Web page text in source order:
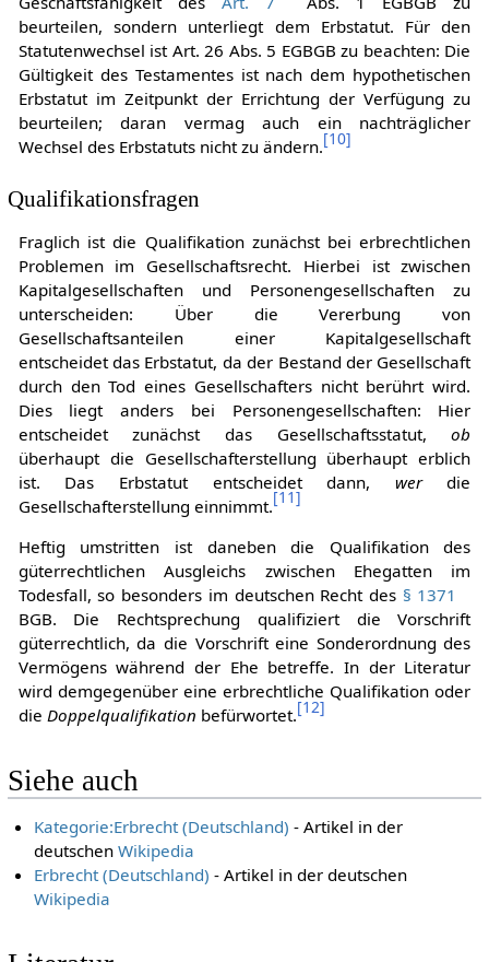
Testierfähigkeitist nicht nach der allgemeinen
Geschäftsfähigkeit desArt. 7
Abs. 1 EGBGB zu
beurteilen, sondern unterliegt dem Erbstatut. Für den
Statutenwechsel ist Art. 26 Abs. 5 EGBGB zu beachten: Die
Gültigkeit des Testamentes ist nach dem hypothetischen
Erbstatut im Zeitpunkt der Errichtung der Verfügung zu
beurteilen; daran vermag auch ein nachträglicher
Fraglich ist die Qualifikation zunächst bei erbrechtlichen
Problemen im Gesellschaftsrecht. Hierbei ist zwischen
Kapitalgesellschaften und Personengesellschaften zu
unterscheiden: Über die Vererbung von
Gesellschaftsanteilen einer Kapitalgesellschaft
entscheidet das Erbstatut, da der Bestand der Gesellschaft
durch den Tod eines Gesellschafters nicht berührt wird.
Dies liegt anders bei Personengesellschaften: Hier
entscheidet zunächst das Gesellschaftsstatut,ob
überhaupt die Gesellschafterstellung überhaupt erblich
ist. Das Erbstatut entscheidet dann,
Heftig umstritten ist daneben die Qualifikation des
güterrechtlichen Ausgleichs zwischen Ehegatten im
Todesfall, so besonders im deutschen Recht des§ 1371
BGB. Die Rechtsprechung qualifiziert die Vorschrift
güterrechtlich, da die Vorschrift eine Sonderordnung des
Vermögens während der Ehe betreffe. In der Literatur
wird demgegenüber eine erbrechtliche Qualifikation oder
Siehe auch
Kategorie:Erbrecht (Deutschland)
deutschenWikipedia
Erbrecht (Deutschland)